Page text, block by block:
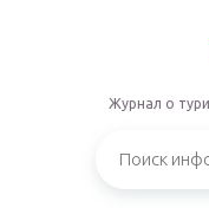
Журнал о